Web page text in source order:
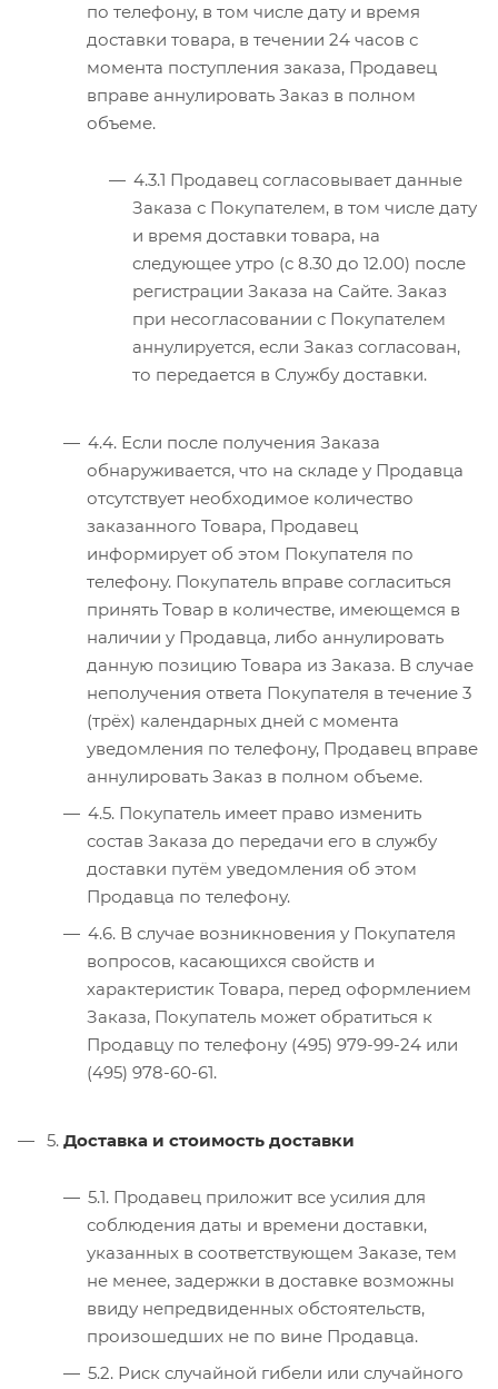
по телефону, в том числе дату и время
доставки товара, в течении 24 часов с
момента поступления заказа, Продавец
вправе аннулировать Заказ в полном
объеме.
4.3.1 Продавец согласовывает данные
Заказа с Покупателем, в том числе дату
и время доставки товара, на
следующее утро (с 8.30 до 12.00) после
регистрации Заказа на Сайте. Заказ
при несогласовании с Покупателем
аннулируется, если Заказ согласован,
то передается в Службу доставки.
4.4. Если после получения Заказа
обнаруживается, что на складе у Продавца
отсутствует необходимое количество
заказанного Товара, Продавец
информирует об этом Покупателя по
телефону. Покупатель вправе согласиться
принять Товар в количестве, имеющемся в
наличии у Продавца, либо аннулировать
данную позицию Товара из Заказа. В случае
неполучения ответа Покупателя в течение 3
(трёх) календарных дней с момента
уведомления по телефону, Продавец вправе
аннулировать Заказ в полном объеме.
4.5. Покупатель имеет право изменить
состав Заказа до передачи его в службу
доставки путём уведомления об этом
Продавца по телефону.
4.6. В случае возникновения у Покупателя
вопросов, касающихся свойств и
характеристик Товара, перед оформлением
Заказа, Покупатель может обратиться к
Продавцу по телефону (495) 979-99-24 или
(495) 978-60-61.
5. Доставка и стоимость доставки
5.1. Продавец приложит все усилия для
соблюдения даты и времени доставки,
указанных в соответствующем Заказе, тем
не менее, задержки в доставке возможны
ввиду непредвиденных обстоятельств,
произошедших не по вине Продавца.
5.2. Риск случайной гибели или случайного